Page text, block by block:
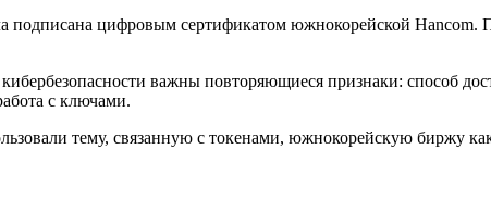
подписана цифровым сертификатом южнокорейской Hancom.
кибербезопасности важны повторяющиеся признаки: способ
с ключами.
тему, связанную с токенами, южнокорейскую биржу